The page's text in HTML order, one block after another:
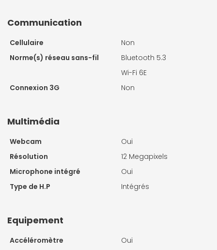
Communication
Cellulaire
Non
Norme(s) réseau sans-fil
Bluetooth 5.3
Wi-Fi 6E
Connexion 3G
Non
Multimédia
Webcam
Oui
Résolution
12 Megapixels
Microphone intégré
Oui
Type de H.P
Intégrés
Equipement
Accéléromètre Oui